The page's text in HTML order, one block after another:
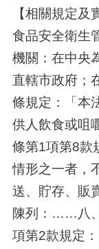
【相關規定及
食品安全衛生
機關：在中央
直轄市政府；
條規定：「本
供人飲食或咀
條第1項第8款
情形之一者，
送、貯存、販
陳列：……八
項第2款規定